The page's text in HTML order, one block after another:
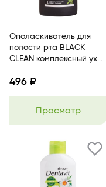
Ополаскиватель для
полости рта BLACK
CLEAN комплексный уход
BITЭКС
496 ₽
Просмотр